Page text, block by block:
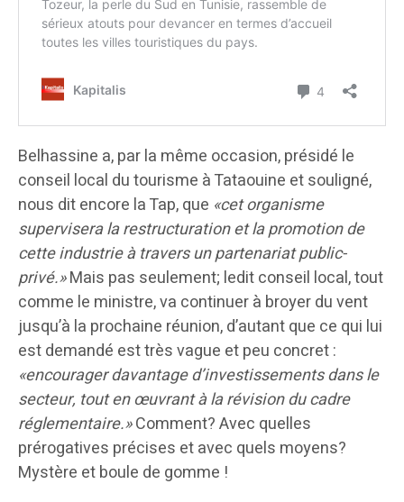
Belhassine a, par la même occasion, présidé le
conseil local du tourisme à Tataouine et souligné,
nous dit encore la Tap, que «cet organisme
supervisera la restructuration et la promotion de
cette industrie à travers un partenariat public-
privé.»Mais pas seulement; ledit conseil local, tout
comme le ministre, va continuer à broyer du vent
jusqu’à la prochaine réunion, d’autant que ce qui lui
est demandé est très vague et peu concret :
«encourager davantage d’investissements dans le
secteur, tout en œuvrant à la révision du cadre
réglementaire.»Comment? Avec quelles
prérogatives précises et avec quels moyens?
Mystère et boule de gomme !